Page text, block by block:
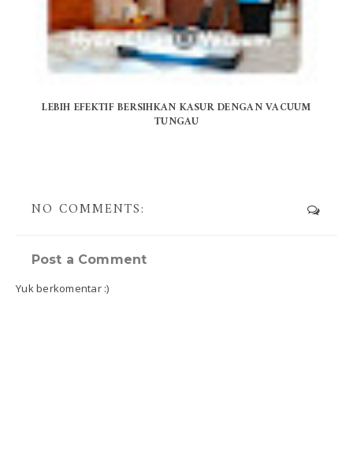
LEBIH EFEKTIF BERSIHKAN KASUR DENGAN VACUUM
TUNGAU
NO COMMENTS:
Post a Comment
Yuk berkomentar :)